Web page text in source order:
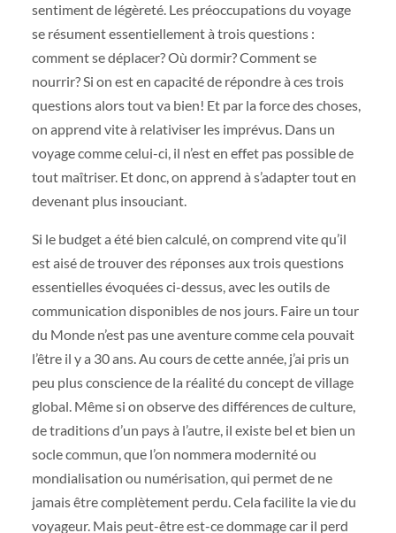
sentiment de légèreté. Les préoccupations du voyage
se résument essentiellement à trois questions :
comment se déplacer? Où dormir? Comment se
nourrir? Si on est en capacité de répondre à ces trois
questions alors tout va bien! Et par la force des choses,
on apprend vite à relativiser les imprévus. Dans un
voyage comme celui-ci, il n’est en effet pas possible de
tout maîtriser. Et donc, on apprend à s’adapter tout en
devenant plus insouciant.
Si le budget a été bien calculé, on comprend vite qu’il
est aisé de trouver des réponses aux trois questions
essentielles évoquées ci-dessus, avec les outils de
communication disponibles de nos jours. Faire un tour
du Monde n’est pas une aventure comme cela pouvait
l’être il y a 30 ans. Au cours de cette année, j’ai pris un
peu plus conscience de la réalité du concept de village
global. Même si on observe des différences de culture,
de traditions d’un pays à l’autre, il existe bel et bien un
socle commun, que l’on nommera modernité ou
mondialisation ou numérisation, qui permet de ne
jamais être complètement perdu. Cela facilite la vie du
voyageur. Mais peut-être est-ce dommage car il perd